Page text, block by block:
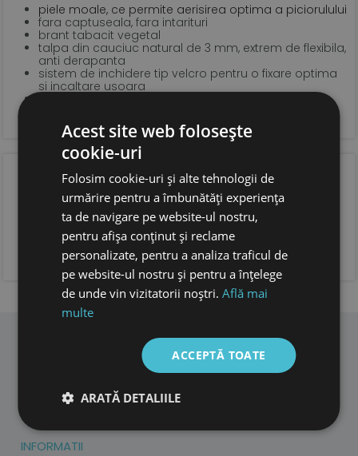
piele moale, ce permite aerisirea optima a piciorulului
fara captuseala, fara intarituri
brant tabacit vegetal
talpa din cauciuc natural de 3 mm, extrem de flexibila,
anti derapanta
sistem de inchidere tip velcro pentru o fixare optima
si incaltare usoara
foarte usoare
OPINIA CLIENTILOR
ADAUGA OPINIA TA
INFORMATII
Acest site web folosește
cookie-uri
Folosim cookie-uri și alte tehnologii de
urmărire pentru a îmbunătăți experiența
ta de navigare pe website-ul nostru,
pentru afișa conținut și reclame
personalizate, pentru a analiza traficul de
pe website-ul nostru și pentru a înțelege
de unde vin vizitatorii noștri.Află mai
multe
ACCEPTĂ TOATE
ARATĂ DETALIILE